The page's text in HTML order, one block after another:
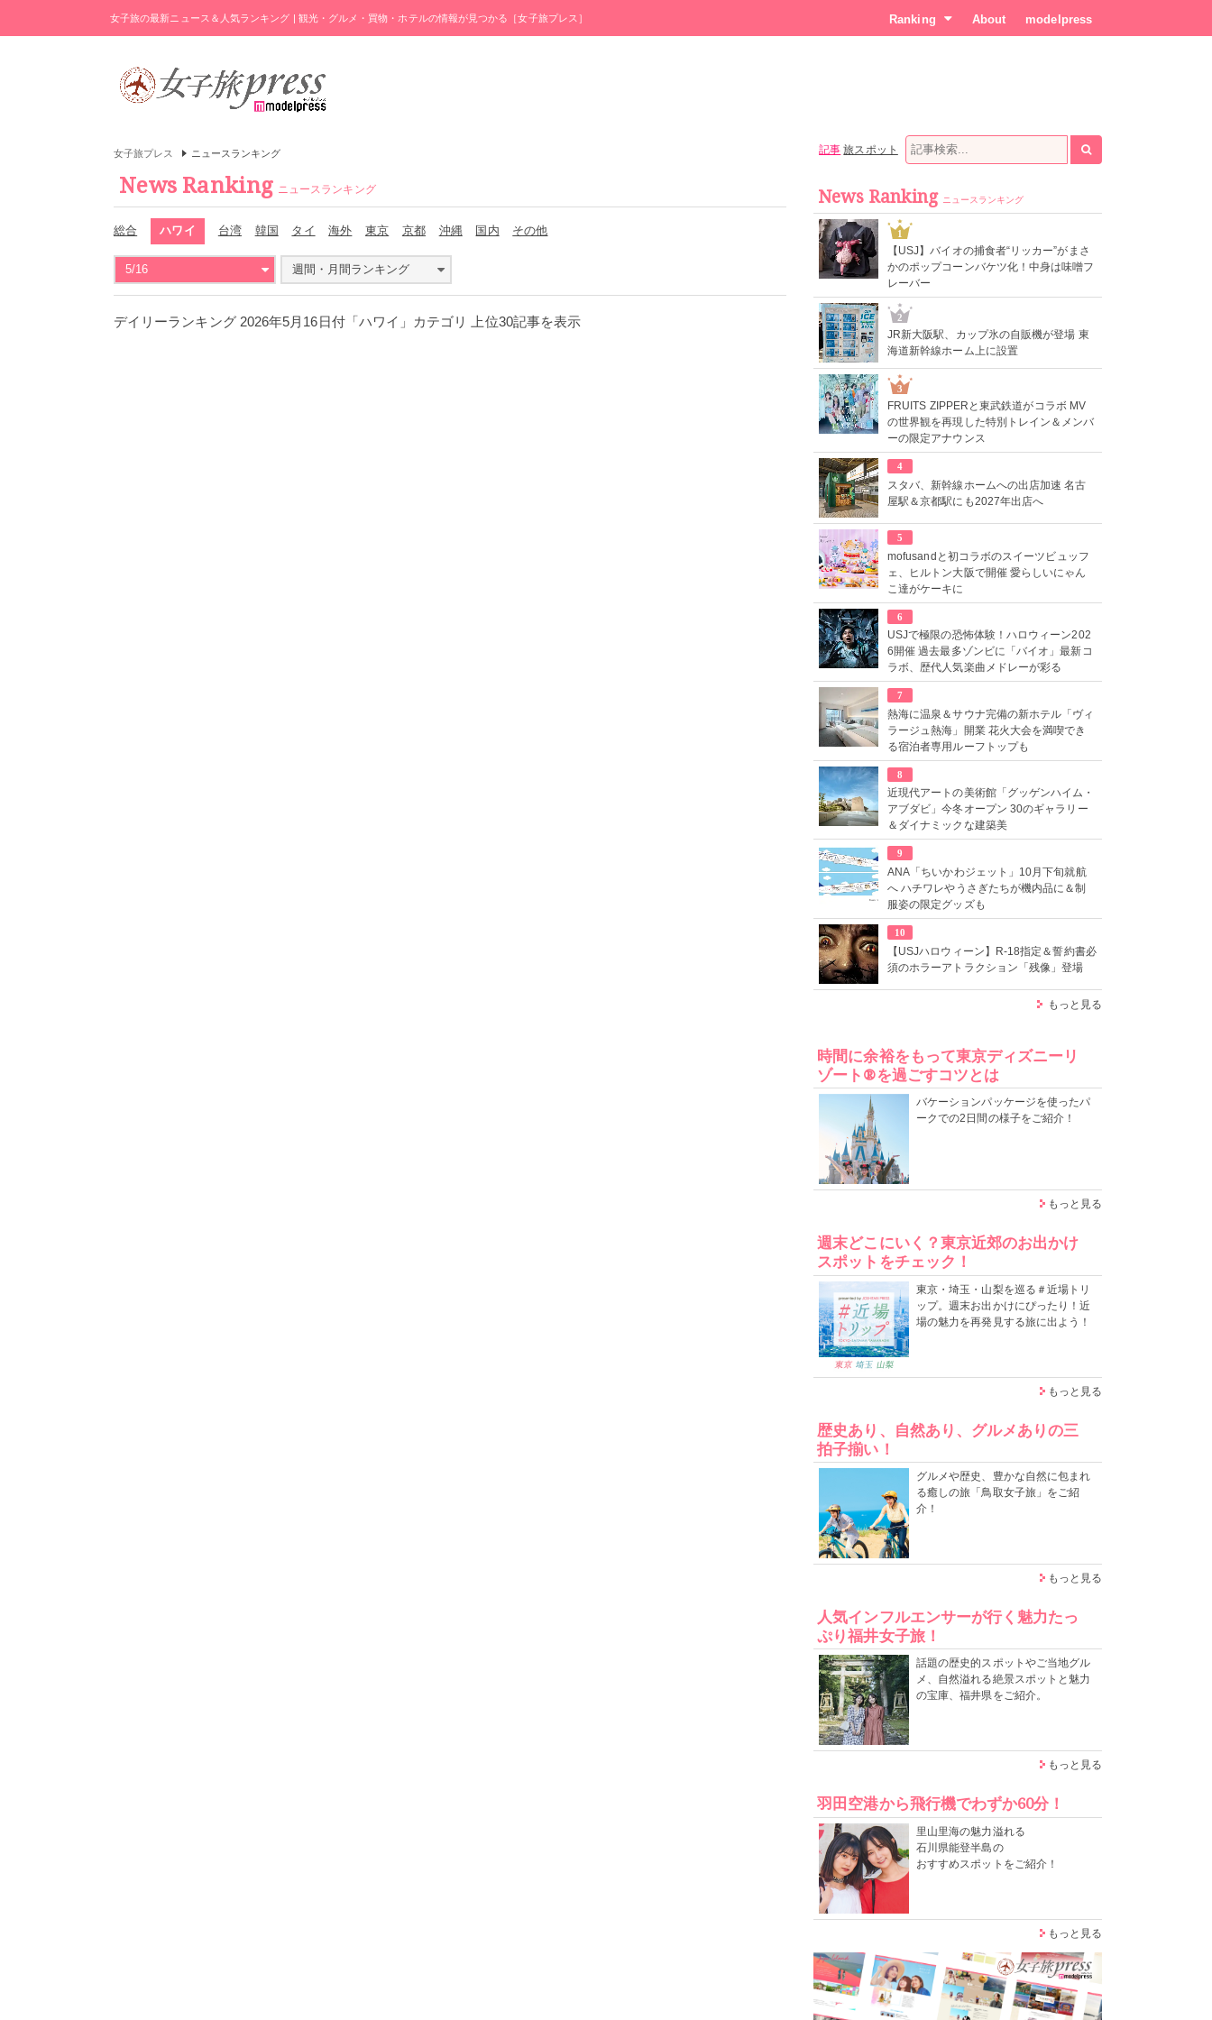
女子旅の最新ニュース＆人気ランキング | 観光・グルメ・買物・ホテルの情報が見つかる［女子旅プレス］ Ranking About modelpress
女子旅プレス ニュースランキング
News Ranking ニュースランキング
総合 ハワイ 台湾 韓国 タイ 海外 東京 京都 沖縄 国内 その他
5/16 週間・月間ランキング
デイリーランキング 2026年5月16日付「ハワイ」カテゴリ 上位30記事を表示
記事 旅スポット
News Ranking ニュースランキング
1
【USJ】バイオの捕食者“リッカー”がまさ
かのポップコーンバケツ化！中身は味噌フ
レーバー
2
JR新大阪駅、カップ氷の自販機が登場 東
海道新幹線ホーム上に設置
3
FRUITS ZIPPERと東武鉄道がコラボ MV
の世界観を再現した特別トレイン＆メンバ
ーの限定アナウンス
4
スタバ、新幹線ホームへの出店加速 名古
屋駅＆京都駅にも2027年出店へ
5
mofusandと初コラボのスイーツビュッフ
ェ、ヒルトン大阪で開催 愛らしいにゃん
こ達がケーキに
6
USJで極限の恐怖体験！ハロウィーン202
6開催 過去最多ゾンビに「バイオ」最新コ
ラボ、歴代人気楽曲メドレーが彩る
7
熱海に温泉＆サウナ完備の新ホテル「ヴィ
ラージュ熱海」開業 花火大会を満喫でき
る宿泊者専用ルーフトップも
8
近現代アートの美術館「グッゲンハイム・
アブダビ」今冬オープン 30のギャラリー
＆ダイナミックな建築美
9
ANA「ちいかわジェット」10月下旬就航
へ ハチワレやうさぎたちが機内品に＆制
服姿の限定グッズも
10
【USJハロウィーン】R-18指定＆誓約書必
須のホラーアトラクション「残像」登場
もっと見る
時間に余裕をもって東京ディズニーリ
ゾート®を過ごすコツとは
バケーションパッケージを使ったパ
ークでの2日間の様子をご紹介！
もっと見る
週末どこにいく？東京近郊のお出かけ
スポットをチェック！
東京・埼玉・山梨を巡る＃近場トリ
ップ。週末お出かけにぴったり！近
場の魅力を再発見する旅に出よう！
もっと見る
歴史あり、自然あり、グルメありの三
拍子揃い！
グルメや歴史、豊かな自然に包まれ
る癒しの旅「鳥取女子旅」をご紹
介！
もっと見る
人気インフルエンサーが行く魅力たっ
ぷり福井女子旅！
話題の歴史的スポットやご当地グル
メ、自然溢れる絶景スポットと魅力
の宝庫、福井県をご紹介。
もっと見る
羽田空港から飛行機でわずか60分！
里山里海の魅力溢れる
石川県能登半島の
おすすめスポットをご紹介！
もっと見る